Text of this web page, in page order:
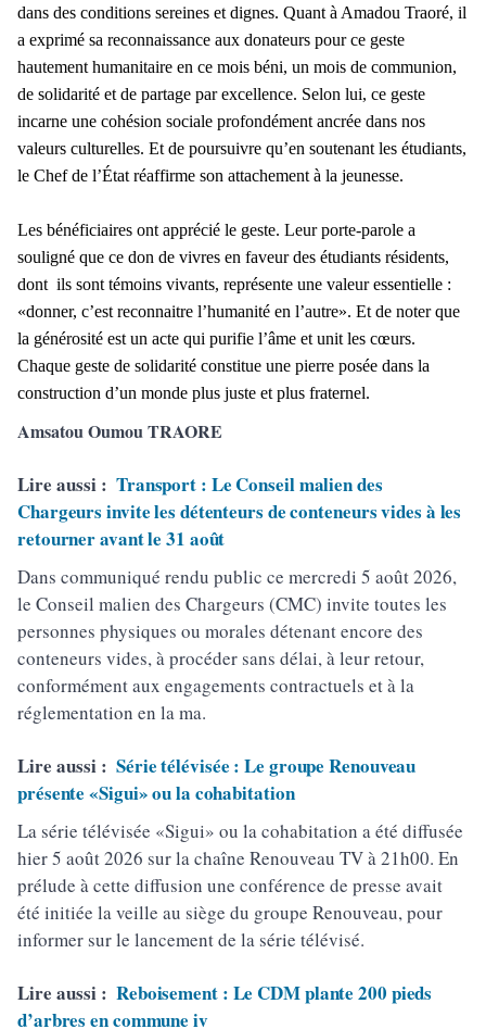
dans des conditions sereines et dignes. Quant à Amadou Traoré, il
a exprimé sa reconnaissance aux donateurs pour ce geste
hautement humanitaire en ce mois béni, un mois de communion,
de solidarité et de partage par excellence. Selon lui, ce geste
incarne une cohésion sociale profondément ancrée dans nos
valeurs culturelles. Et de poursuivre qu’en soutenant les étudiants,
le Chef de l’État réaffirme son attachement à la jeunesse.
Les bénéficiaires ont apprécié le geste. Leur porte-parole a
souligné que ce don de vivres en faveur des étudiants résidents,
dont ils sont témoins vivants, représente une valeur essentielle :
«donner, c’est reconnaitre l’humanité en l’autre». Et de noter que
la générosité est un acte qui purifie l’âme et unit les cœurs.
Chaque geste de solidarité constitue une pierre posée dans la
construction d’un monde plus juste et plus fraternel.
Amsatou Oumou TRAORE
Lire aussi : Transport : Le Conseil malien des
Chargeurs invite les détenteurs de conteneurs vides à les
retourner avant le 31 août
Dans communiqué rendu public ce mercredi 5 août 2026,
le Conseil malien des Chargeurs (CMC) invite toutes les
personnes physiques ou morales détenant encore des
conteneurs vides, à procéder sans délai, à leur retour,
conformément aux engagements contractuels et à la
réglementation en la ma.
Lire aussi : Série télévisée : Le groupe Renouveau
présente «Sigui» ou la cohabitation
La série télévisée «Sigui» ou la cohabitation a été diffusée
hier 5 août 2026 sur la chaîne Renouveau TV à 21h00. En
prélude à cette diffusion une conférence de presse avait
été initiée la veille au siège du groupe Renouveau, pour
informer sur le lancement de la série télévisé.
Lire aussi : Reboisement : Le CDM plante 200 pieds
d’arbres en commune iv